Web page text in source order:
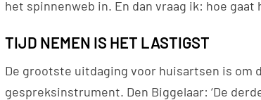
het spinnenweb in. En dan vraag ik: hoe gaat
TIJD NEMEN IS HET LASTIGST
De grootste uitdaging voor huisartsen is om
gespreksinstrument. Den Biggelaar: ‘De